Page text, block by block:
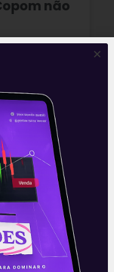
não
reduziu a taxa
combina
e